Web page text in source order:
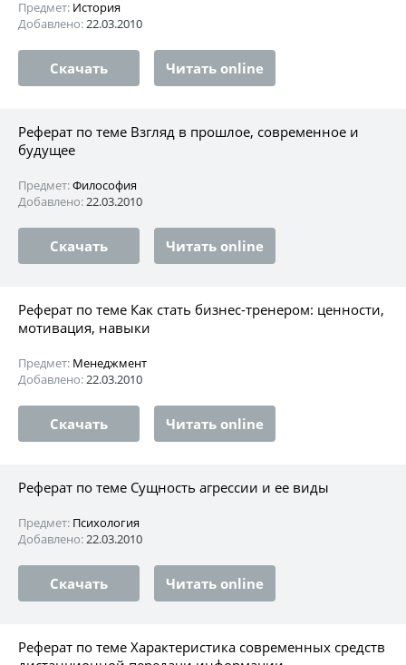
Предмет: История
Добавлено:22.03.2010
Скачать Читать online
Реферат по теме Взгляд в прошлое, современное и
будущее
Предмет:Философия
Добавлено:22.03.2010
Скачать Читать online
Реферат по теме Как стать бизнес-тренером: ценности,
мотивация, навыки
Предмет: Менеджмент
Добавлено:22.03.2010
Скачать Читать online
Реферат по теме Сущность агрессии и ее виды
Предмет: Психология
Добавлено:22.03.2010
Скачать Читать online
Реферат по теме Характеристика современных средств